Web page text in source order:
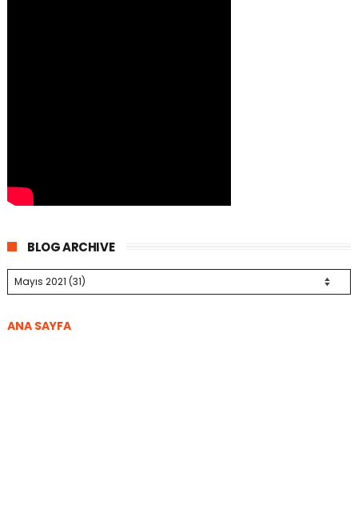
BLOG ARCHIVE
ANA SAYFA